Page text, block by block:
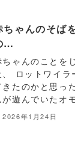
ちゃんのそば
…
ちゃんのことを
、 ロットワイラ
きたのかと思っ
が遊んでいたオ
2026年1月24日